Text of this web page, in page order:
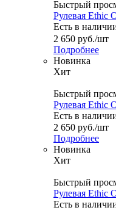
Быстрый
Рулевая Ethic
Есть в
2 650 руб./шт
Подробнее
Новинка
Хит
Быстрый
Рулевая Ethic
Есть в
2 650 руб./шт
Подробнее
Новинка
Хит
Быстрый
Рулевая Ethic
Есть в